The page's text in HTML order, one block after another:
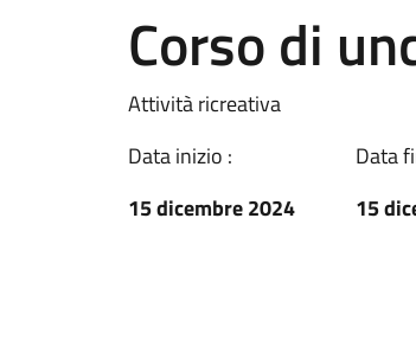
Corso di
Attività ricreativa
Data inizio :
15 dicembre 2024
Data
15